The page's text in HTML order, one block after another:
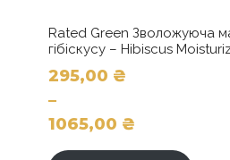
Rated Green Зволожуюча
гібіскусу – Hibiscus
295,00 ₴
–
1065,00 ₴
Діапазон